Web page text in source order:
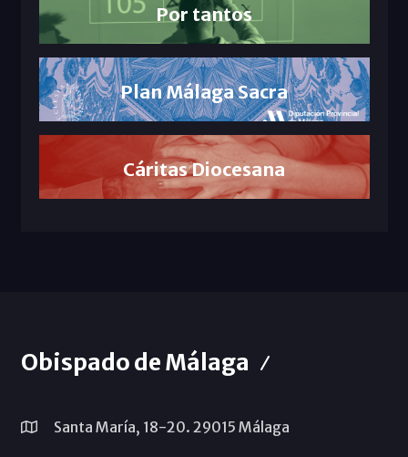
Por tantos
Plan Málaga Sacra
Cáritas Diocesana
Obispado de Málaga
Santa María, 18-20. 29015 Málaga